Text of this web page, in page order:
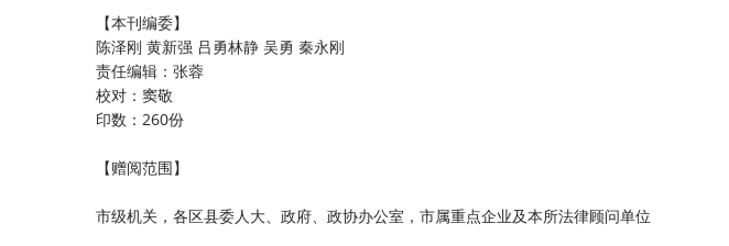
【本刊编委】
陈泽刚 黄新强 吕勇林静 吴勇 秦永刚
责任编辑：张蓉
校对：窦敬
印数：260份
【赠阅范围】
市级机关，各区县委人大、政府、政协办公室，市属重点企业及本所法律顾问单位